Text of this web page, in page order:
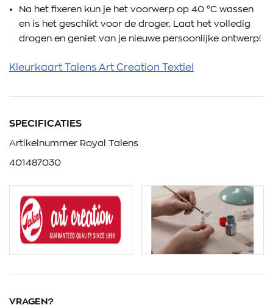
Na het fixeren kun je het voorwerp op 40 °C wassen
en is het geschikt voor de droger. Laat het volledig
drogen en geniet van je nieuwe persoonlijke ontwerp!
Kleurkaart Talens Art Creation Textiel
SPECIFICATIES
Artikelnummer Royal Talens
401487030
VRAGEN?